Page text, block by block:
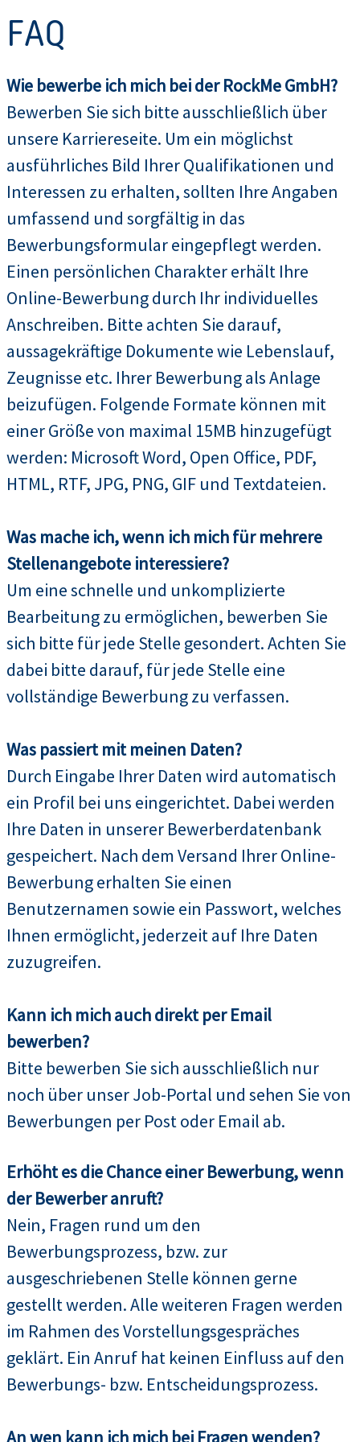
FAQ
Wie bewerbe ich mich bei der RockMe GmbH?
Bewerben Sie sich bitte ausschließlich über
unsere Karriereseite. Um ein möglichst
ausführliches Bild Ihrer Qualifikationen und
Interessen zu erhalten, sollten Ihre Angaben
umfassend und sorgfältig in das
Bewerbungsformular eingepflegt werden.
Einen persönlichen Charakter erhält Ihre
Online-Bewerbung durch Ihr individuelles
Anschreiben. Bitte achten Sie darauf,
aussagekräftige Dokumente wie Lebenslauf,
Zeugnisse etc. Ihrer Bewerbung als Anlage
beizufügen. Folgende Formate können mit
einer Größe von maximal 15MB hinzugefügt
werden: Microsoft Word, Open Office, PDF,
HTML, RTF, JPG, PNG, GIF und Textdateien.
Was mache ich, wenn ich mich für mehrere
Stellenangebote interessiere?
Um eine schnelle und unkomplizierte
Bearbeitung zu ermöglichen, bewerben Sie
sich bitte für jede Stelle gesondert. Achten Sie
dabei bitte darauf, für jede Stelle eine
vollständige Bewerbung zu verfassen.
Was passiert mit meinen Daten?
Durch Eingabe Ihrer Daten wird automatisch
ein Profil bei uns eingerichtet. Dabei werden
Ihre Daten in unserer Bewerberdatenbank
gespeichert. Nach dem Versand Ihrer Online-
Bewerbung erhalten Sie einen
Benutzernamen sowie ein Passwort, welches
Ihnen ermöglicht, jederzeit auf Ihre Daten
zuzugreifen.
Kann ich mich auch direkt per Email
bewerben?
Bitte bewerben Sie sich ausschließlich nur
noch über unser Job-Portal und sehen Sie von
Bewerbungen per Post oder Email ab.
Erhöht es die Chance einer Bewerbung, wenn
der Bewerber anruft?
Nein, Fragen rund um den
Bewerbungsprozess, bzw. zur
ausgeschriebenen Stelle können gerne
gestellt werden. Alle weiteren Fragen werden
im Rahmen des Vorstellungsgespräches
geklärt. Ein Anruf hat keinen Einfluss auf den
Bewerbungs- bzw. Entscheidungsprozess.
An wen kann ich mich bei Fragen wenden?